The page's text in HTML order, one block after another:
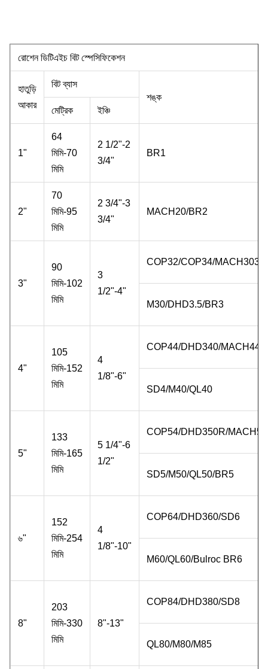
রোশেন ডিটিএইচ বিট স্পেসিফিকেশন
হাতুড়ি
আকার
বিট ব্যাস
শঙ্ক
মেট্রিক
ইঞ্চি
1"
64
মিমি-70
মিমি
2 1/2"-2
3/4"
BR1
2"
70
মিমি-95
মিমি
2 3/4"-3
3/4"
MACH20/BR2
3"
90
মিমি-102
মিমি
3
1/2"-4"
COP32/COP34/MACH303
M30/DHD3.5/BR3
4"
105
মিমি-152
মিমি
4
1/8"-6"
COP44/DHD340/MACH44
SD4/M40/QL40
5"
133
মিমি-165
মিমি
5 1/4"-6
1/2"
COP54/DHD350R/MACH50
SD5/M50/QL50/BR5
৬"
152
মিমি-254
মিমি
4
1/8"-10"
COP64/DHD360/SD6
M60/QL60/Bulroc BR6
8"
203
মিমি-330
মিমি
8"-13"
COP84/DHD380/SD8
QL80/M80/M85